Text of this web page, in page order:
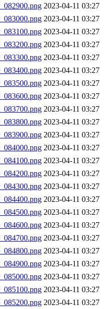
2023-04-11 03:27
2023-04-11 03:27
2023-04-11 03:27
2023-04-11 03:27
2023-04-11 03:27
2023-04-11 03:27
2023-04-11 03:27
2023-04-11 03:27
2023-04-11 03:27
2023-04-11 03:27
2023-04-11 03:27
2023-04-11 03:27
2023-04-11 03:27
2023-04-11 03:27
2023-04-11 03:27
2023-04-11 03:27
2023-04-11 03:27
2023-04-11 03:27
2023-04-11 03:27
2023-04-11 03:27
2023-04-11 03:27
2023-04-11 03:27
2023-04-11 03:27
2023-04-11 03:27